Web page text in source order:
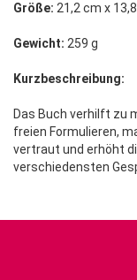
Größe: 21,2 cm x
Gewicht: 259 g
Kurzbeschreibung:
Das Buch verhilft zu
freien Formulieren,
vertraut und erhöht
verschiedensten